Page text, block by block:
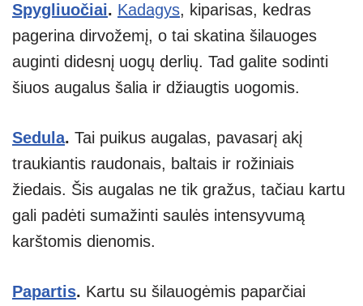
Spygliuočiai. Kadagys, kiparisas, kedras
pagerina dirvožemį, o tai skatina šilauoges
auginti didesnį uogų derlių. Tad galite sodinti
šiuos augalus šalia ir džiaugtis uogomis.
Sedula. Tai puikus augalas, pavasarį akį
traukiantis raudonais, baltais ir rožiniais
žiedais. Šis augalas ne tik gražus, tačiau kartu
gali padėti sumažinti saulės intensyvumą
karštomis dienomis.
Papartis. Kartu su šilauogėmis paparčiai